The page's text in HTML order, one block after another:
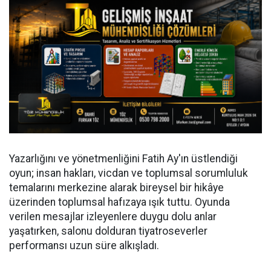
Yazarlığını ve yönetmenliğini Fatih Ay'ın üstlendiği
oyun; insan hakları, vicdan ve toplumsal sorumluluk
temalarını merkezine alarak bireysel bir hikâye
üzerinden toplumsal hafızaya ışık tuttu. Oyunda
verilen mesajlar izleyenlere duygu dolu anlar
yaşatırken, salonu dolduran tiyatroseverler
performansı uzun süre alkışladı.